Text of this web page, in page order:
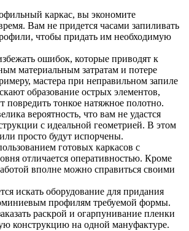
каркас, вы экономите
Вам не придется часами запиливать
чтобы придать им необходимую
ошибок, которые приводят к
материальным затратам и потере
мастера при неправильном запиле
образование острых элементов,
повредить тонкое натяжное полотно.
вероятность, что вам не удастся
с идеальной геометрией. В этом
просто будут испорчены.
готовых каркасов с
отличается оперативностью. Кроме
вполне можно справиться своими
искать оборудование для придания
профилям требуемой формы.
раскрой и огарпунивание пленки
конструкцию на одной мануфактуре.